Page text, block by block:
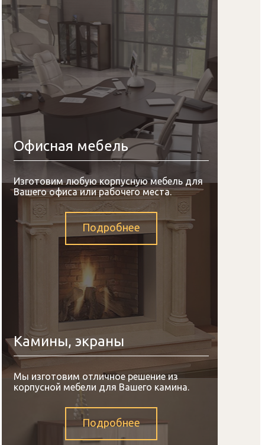
Офисная мебель
Изготовим любую корпусную мебель для
Вашего офиса или рабочего места.
Подробнее
Камины, экраны
Мы изготовим отличное решение из
корпусной мебели для Вашего камина.
Подробнее